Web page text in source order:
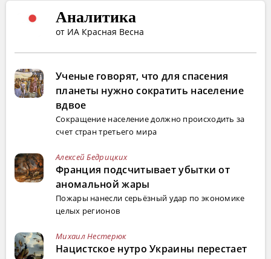
Аналитика
от ИА Красная Весна
Ученые говорят, что для спасения
планеты нужно сократить население
вдвое
Сокращение население должно происходить за
счет стран третьего мира
Алексей Бедрицких
Франция подсчитывает убытки от
аномальной жары
Пожары нанесли серьёзный удар по экономике
целых регионов
Михаил Нестерюк
Нацистское нутро Украины перестает